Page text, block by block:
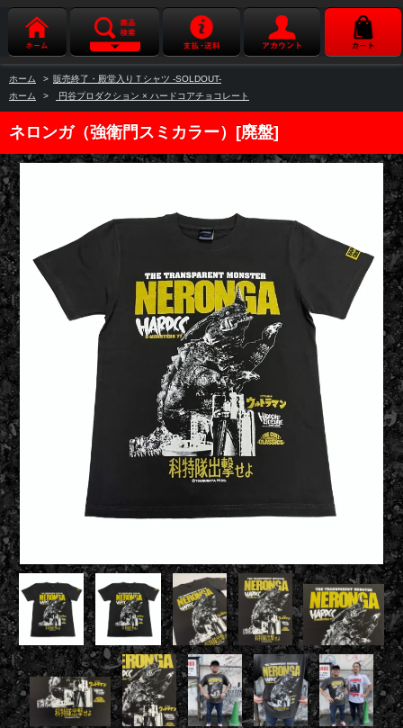
ホーム > 販売終了・殿堂入りＴシャツ -SOLDOUT-
ホーム
> 円谷プロダクション × ハードコアチョコレート
ネロンガ（強衛門スミカラー）[廃盤]